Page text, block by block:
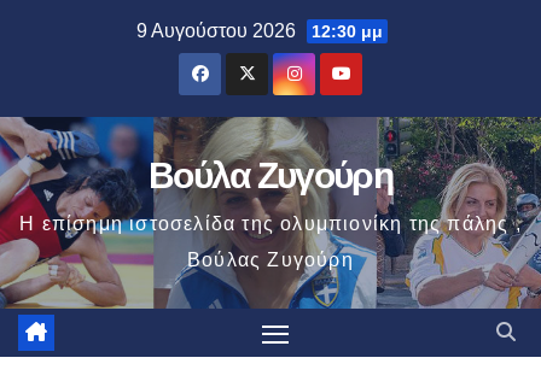
9 Αυγούστου 2026 12:30 μμ
Βούλα Ζυγούρη
Η επίσημη ιστοσελίδα της ολυμπιονίκη της πάλης ,
Βούλας Ζυγούρη